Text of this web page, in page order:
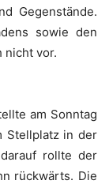
Gegenstände.
sowie den
nicht vor.
am Sonntag
Stellplatz in der
rollte der
rückwärts. Die